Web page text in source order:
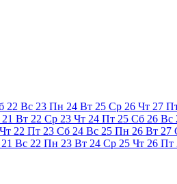
22 Вс 23 Пн 24 Вт 25 Ср 26 Чт 27
21 Вт 22 Ср 23 Чт 24 Пт 25 Сб 26 Вс
Чт 22 Пт 23 Сб 24 Вс 25 Пн 26 Вт 27
21 Вс 22 Пн 23 Вт 24 Ср 25 Чт 26 Пт